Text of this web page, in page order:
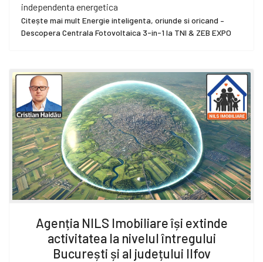
independenta energetica
Citește mai mult Energie inteligenta, oriunde si oricand –
Descopera Centrala Fotovoltaica 3-in-1 la TNI & ZEB EXPO
Agenția NILS Imobiliare își extinde
activitatea la nivelul întregului
București și al județului Ilfov